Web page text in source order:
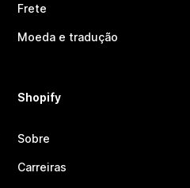
Frete
Moeda e tradução
Shopify
Sobre
Carreiras